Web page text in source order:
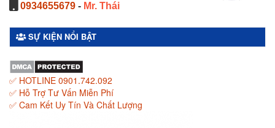
0934655679 - Mr. Thái
SỰ KIỆN NỔI BẬT
✅ HOTLINE 0901.742.092
✅ Hỗ Trợ Tư Vấn Miễn Phí
✅ Cam Kết Uy Tín Và Chất Lượng